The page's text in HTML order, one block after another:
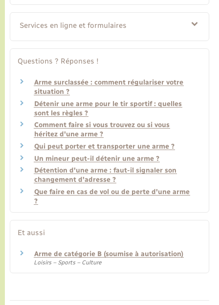
Services en ligne et formulaires
Questions ? Réponses !
Arme surclassée : comment régulariser votre
situation ?
Détenir une arme pour le tir sportif : quelles
sont les règles ?
Comment faire si vous trouvez ou si vous
héritez d'une arme ?
Qui peut porter et transporter une arme ?
Un mineur peut-il détenir une arme ?
Détention d'une arme : faut-il signaler son
changement d'adresse ?
Que faire en cas de vol ou de perte d'une arme
?
Et aussi
Arme de catégorie B (soumise à autorisation)
Loisirs – Sports – Culture